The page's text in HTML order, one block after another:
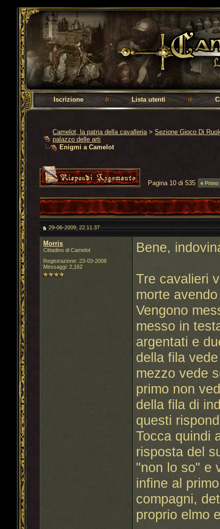
Camelot, la patria della cavalleria
Iscrizione Lista utenti
Camelot, la patria della cavalleria >Sezione Gioco Di
palazzo delle arti
Enigmi a Camelot
Pagina 10 di 535 « Primo
29-06-2009, 22.11.37
Morris
Cittadino di Camelot
Registrazione: 23-03-2008
Messaggi: 2,162
Bene,
Tre cavalieri
morte
Vengono
messo in
argentati e
della fila
mezzo vede
primo non
della fila di
questi
Tocca quindi
risposta del
"non lo so" e
infine al
compagni,
proprio elmo